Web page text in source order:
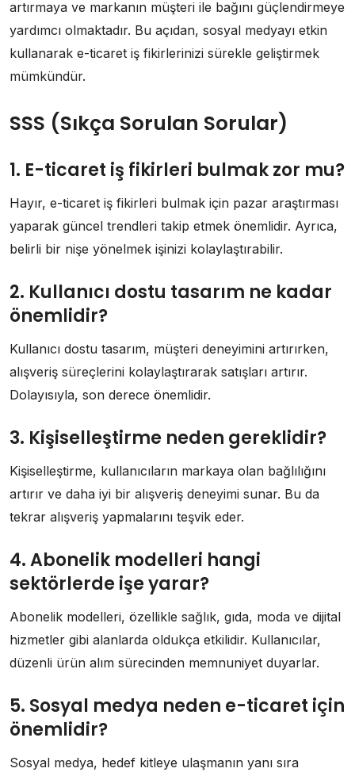
artırmaya ve markanın müşteri ile bağını güçlendirmeye
yardımcı olmaktadır. Bu açıdan, sosyal medyayı etkin
kullanarak e-ticaret iş fikirlerinizi sürekle geliştirmek
mümkündür.
SSS (Sıkça Sorulan Sorular)
1. E-ticaret iş fikirleri bulmak zor mu?
Hayır, e-ticaret iş fikirleri bulmak için pazar araştırması
yaparak güncel trendleri takip etmek önemlidir. Ayrıca,
belirli bir nişe yönelmek işinizi kolaylaştırabilir.
2. Kullanıcı dostu tasarım ne kadar
önemlidir?
Kullanıcı dostu tasarım, müşteri deneyimini artırırken,
alışveriş süreçlerini kolaylaştırarak satışları artırır.
Dolayısıyla, son derece önemlidir.
3. Kişiselleştirme neden gereklidir?
Kişiselleştirme, kullanıcıların markaya olan bağlılığını
artırır ve daha iyi bir alışveriş deneyimi sunar. Bu da
tekrar alışveriş yapmalarını teşvik eder.
4. Abonelik modelleri hangi
sektörlerde işe yarar?
Abonelik modelleri, özellikle sağlık, gıda, moda ve dijital
hizmetler gibi alanlarda oldukça etkilidir. Kullanıcılar,
düzenli ürün alım sürecinden memnuniyet duyarlar.
5. Sosyal medya neden e-ticaret için
önemlidir?
Sosyal medya, hedef kitleye ulaşmanın yanı sıra